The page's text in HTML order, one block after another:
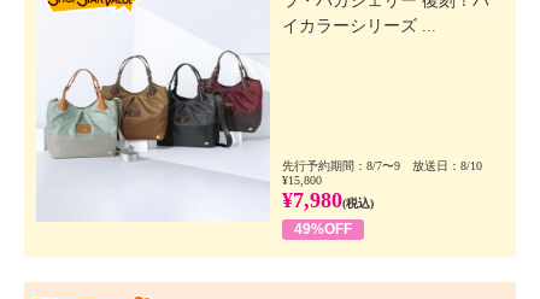
イカラーシリーズ ...
先行予約期間：8/7〜9 放送日：8/10
¥15,800
¥7,980(税込)
49%OFF